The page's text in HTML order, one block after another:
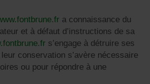
a connaissance du
et à défaut d’instructions de sa
s’engage à détruire ses
conservation s’avère nécessaire
ou pour répondre à une